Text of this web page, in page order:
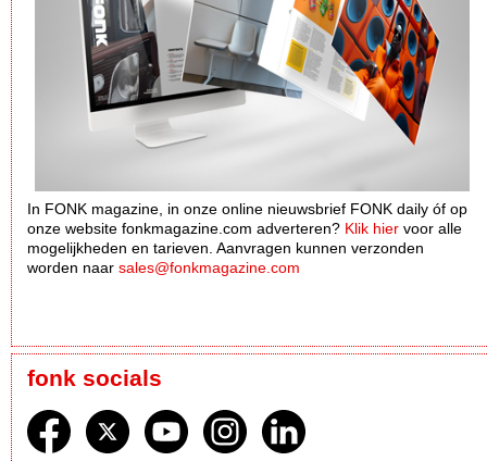
In FONK magazine, in onze online nieuwsbrief FONK daily óf op
onze website fonkmagazine.com adverteren? Klik hier voor alle
mogelijkheden en tarieven. Aanvragen kunnen verzonden
worden naar sales@fonkmagazine.com
fonk socials